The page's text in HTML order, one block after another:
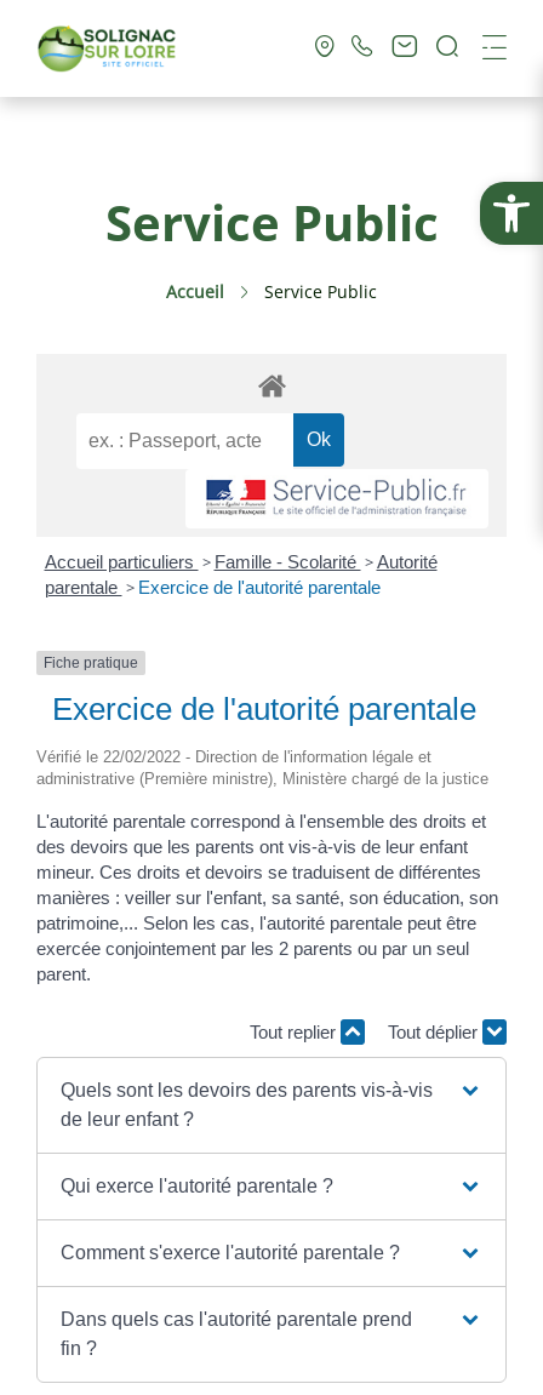
Ouvrir
Vie Pratique
Culture & Loisirs
Service Public
Service Public
Accueil Service Public
Accueil particuliers > Famille - Scolarité > Autorité
parentale > Exercice de l'autorité parentale
Fiche pratique
Exercice de l'autorité parentale
Vérifié le 22/02/2022 - Direction de l'information légale et
administrative (Première ministre), Ministère chargé de la justice
L'autorité parentale correspond à l'ensemble des droits et
des devoirs que les parents ont vis-à-vis de leur enfant
mineur. Ces droits et devoirs se traduisent de différentes
manières : veiller sur l'enfant, sa santé, son éducation, son
patrimoine,... Selon les cas, l'autorité parentale peut être
exercée conjointement par les 2 parents ou par un seul
parent.
Tout replier Tout déplier
Quels sont les devoirs des parents vis-à-vis
de leur enfant ?
Qui exerce l'autorité parentale ?
Comment s'exerce l'autorité parentale ?
Dans quels cas l'autorité parentale prend
fin ?